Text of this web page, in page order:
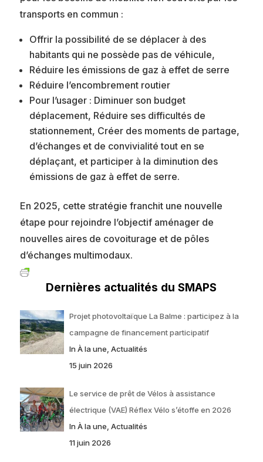
transports en commun :
Offrir la possibilité de se déplacer à des
habitants qui ne possède pas de véhicule,
Réduire les émissions de gaz à effet de serre
Réduire l’encombrement routier
Pour l’usager : Diminuer son budget
déplacement, Réduire ses difficultés de
stationnement, Créer des moments de partage,
d’échanges et de convivialité tout en se
déplaçant, et participer à la diminution des
émissions de gaz à effet de serre.
En 2025, cette stratégie franchit une nouvelle
étape pour rejoindre l’objectif aménager de
nouvelles aires de covoiturage et de pôles
d’échanges multimodaux.
Dernières actualités du SMAPS
Projet photovoltaïque La Balme : participez à la
campagne de financement participatif
In À la une, Actualités
15 juin 2026
Le service de prêt de Vélos à assistance
électrique (VAE) Réflex Vélo s’étoffe en 2026
In À la une, Actualités
11 juin 2026